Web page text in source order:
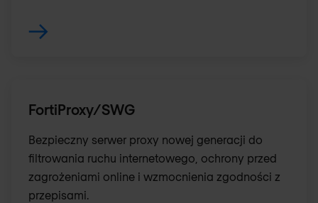
FortiProxy/SWG
Bezpieczny serwer proxy nowej generacji do
filtrowania ruchu internetowego, ochrony przed
zagrożeniami online i wzmocnienia zgodności z
przepisami.